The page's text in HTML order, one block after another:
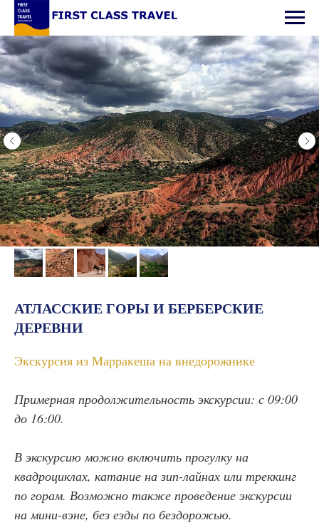
АТЛАССКИЕ ГОРЫ И БЕРБЕРСКИЕ
ДЕРЕВНИ
Экскурсия из Марракеша на внедорожнике
Примерная продолжительность экскурсии: с 09:00
до 16:00.
В экскурсию можно включить прогулку на
квадроциклах, катание на зип-лайнах или треккинг
по горам. Возможно также проведение экскурсии
на мини-вэне, без езды по бездорожью.